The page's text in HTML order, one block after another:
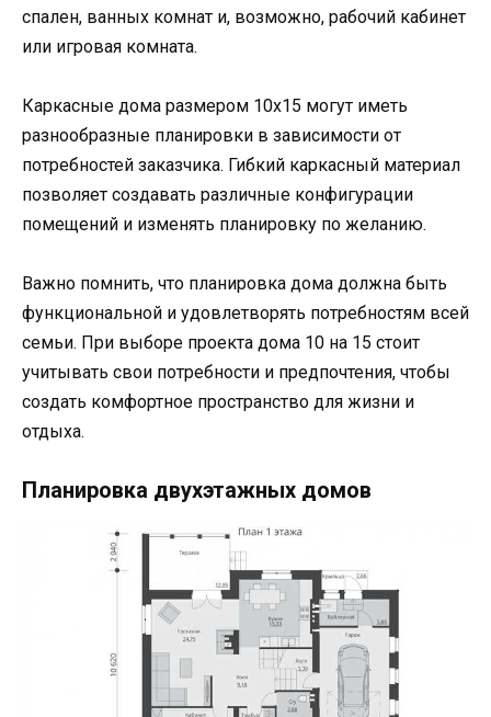
спален, ванных комнат и, возможно, рабочий кабинет
или игровая комната.
Каркасные дома размером 10х15 могут иметь
разнообразные планировки в зависимости от
потребностей заказчика. Гибкий каркасный материал
позволяет создавать различные конфигурации
помещений и изменять планировку по желанию.
Важно помнить, что планировка дома должна быть
функциональной и удовлетворять потребностям всей
семьи. При выборе проекта дома 10 на 15 стоит
учитывать свои потребности и предпочтения, чтобы
создать комфортное пространство для жизни и
отдыха.
Планировка двухэтажных домов